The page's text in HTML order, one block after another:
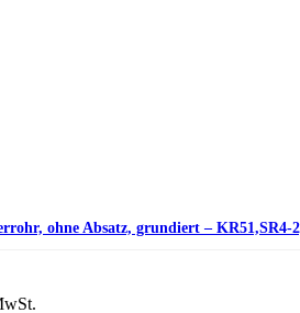
ohne Absatz, grundiert – KR51,SR4-